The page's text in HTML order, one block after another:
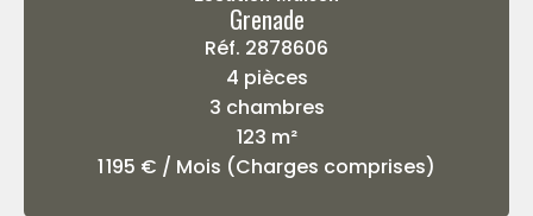
Grenade
Réf. 2878606
4 pièces
3 chambres
123 m²
1 195 € / Mois (Charges comprises)